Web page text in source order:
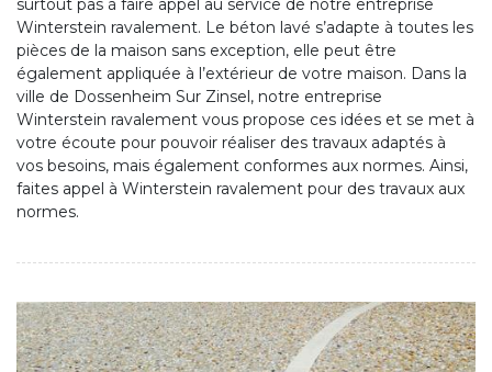
surtout pas à faire appel au service de notre entreprise
Winterstein ravalement. Le béton lavé s’adapte à toutes les
pièces de la maison sans exception, elle peut être
également appliquée à l’extérieur de votre maison. Dans la
ville de Dossenheim Sur Zinsel, notre entreprise
Winterstein ravalement vous propose ces idées et se met à
votre écoute pour pouvoir réaliser des travaux adaptés à
vos besoins, mais également conformes aux normes. Ainsi,
faites appel à Winterstein ravalement pour des travaux aux
normes.